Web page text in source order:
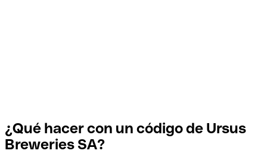
¿Qué hacer con un código de Ursus
Breweries SA?